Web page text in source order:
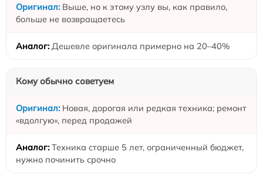
Выше, но к этому узлу вы, как правило,
больше не возвращаетесь
Дешевле оригинала примерно на 20–40%
Кому обычно советуем
Новая, дорогая или редкая техника; ремонт
«вдолгую», перед продажей
Техника старше 5 лет, ограниченный бюджет,
нужно починить срочно